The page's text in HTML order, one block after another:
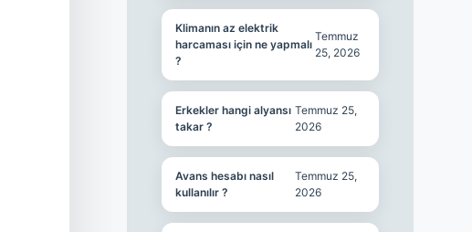
Klimanın az elektrik
harcaması için ne yapmalı
?
Temmuz
25, 2026
Erkekler hangi alyansı
takar ?
Temmuz 25,
2026
Avans hesabı nasıl
kullanılır ?
Temmuz 25,
2026